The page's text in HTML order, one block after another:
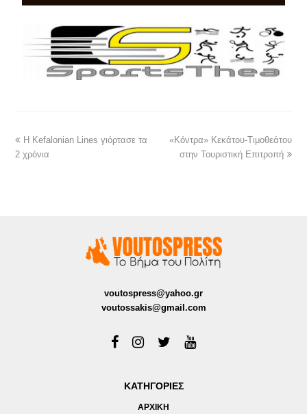
Η Kefalonian Lines γιόρτασε τα
2 χρόνια
«Κόντρα» Κεκάτου-Τιμοθεάτου
στην Τουριστική Επιτροπή
voutospress@yahoo.gr
voutossakis@gmail.com
ΚΑΤΗΓΟΡΙΕΣ
ΑΡΧΙΚΗ